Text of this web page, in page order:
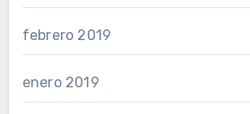
febrero 2019
enero 2019